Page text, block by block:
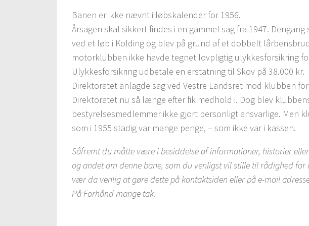
Banen er ikke nævnt i løbskalender for 1956.
Årsagen skal sikkert findes i en gammel sag fra 1947.
ved et løb i Kolding og blev på grund af et dobbelt
motorklubben ikke havde tegnet lovpligtig ulykkesforsikring
Ulykkesforsikring udbetale en erstatning til Skov på 38.000 kr.
Direktoratet anlagde sag ved Vestre Landsret mod klubben
Direktoratet nu så længe efter fik medhold i. Dog blev
bestyrelsesmedlemmer ikke gjort personligt ansvarlige. Men
som i 1955 stadig var mange penge, – som ikke var i kassen.
Såfremt du måtte være i besiddelse af informationer, historier
og andet om denne bane, som du venligst vil stille til rådighed for
vær da venlig at gøre dette på kontaktsiden eller på e-mail
På Forhånd mange tak.